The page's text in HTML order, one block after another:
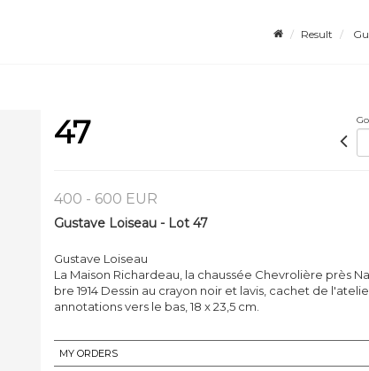
Result
47
400 - 600 EUR
Gustave Loiseau - Lot 47
Gustave Loiseau
La Maison Richardeau, la chaussée Chevrolière près
bre 1914 Dessin au crayon noir et lavis, cachet de
annotations vers le bas, 18 x 23,5 cm.
MY ORDERS